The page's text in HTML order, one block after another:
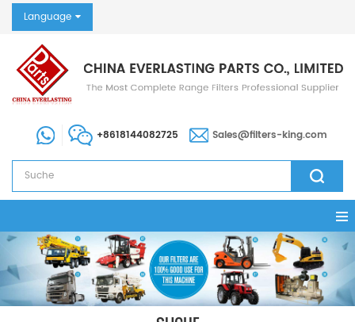
Language
+8618144082725 Sales@filters-king.com